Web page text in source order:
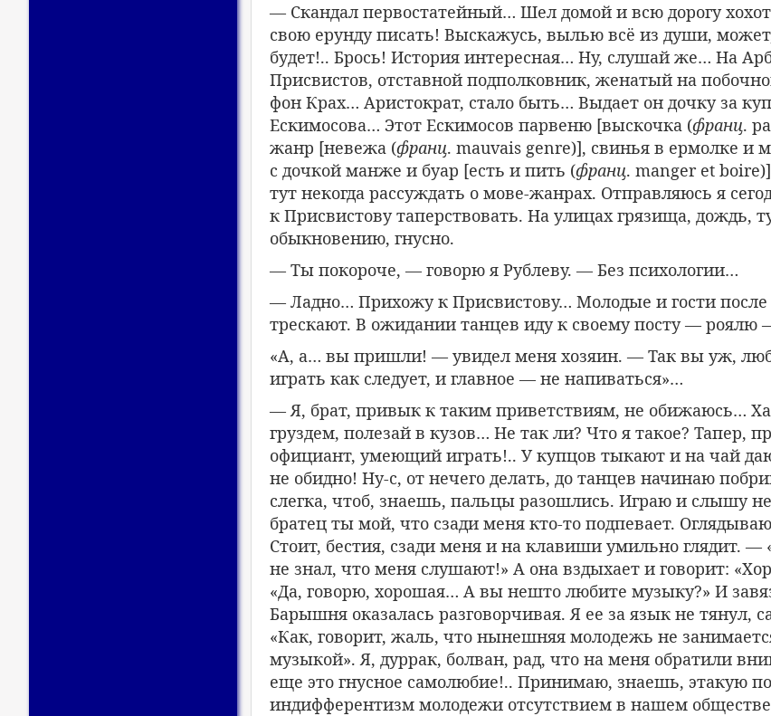
— Скандал первостатейный… Шел домой и всю дорогу
свою ерунду писать! Выскажусь, вылью всё из души,
будет!.. Брось! История интересная… Ну, слушай же… На
Присвистов, отставной подполковник, женатый на
фон Крах… Аристократ, стало быть… Выдает он дочку за
Ескимосова… Этот Ескимосов парвеню [выскочка (франц.
жанр [невежа (франц. mauvais genre)], свинья в ермолке и
с дочкой манже и буар [есть и пить (франц. manger et
тут некогда рассуждать о мове-жанрах. Отправляюсь я
к Присвистову таперствовать. На улицах грязища, дождь,
обыкновению, гнусно.
— Ты покороче, — говорю я Рублеву. — Без психологии…
— Ладно… Прихожу к Присвистову… Молодые и гости
трескают. В ожидании танцев иду к своему посту — роялю
«А, а… вы пришли! — увидел меня хозяин. — Так вы уж,
играть как следует, и главное — не напиваться»…
— Я, брат, привык к таким приветствиям, не обижаюсь…
груздем, полезай в кузов… Не так ли? Что я такое? Тапер,
официант, умеющий играть!.. У купцов тыкают и на чай
не обидно! Ну-с, от нечего делать, до танцев начинаю
слегка, чтоб, знаешь, пальцы разошлись. Играю и слышу
братец ты мой, что сзади меня кто-то подпевает.
Стоит, бестия, сзади меня и на клавиши умильно глядит. —
не знал, что меня слушают!» А она вздыхает и говорит:
«Да, говорю, хорошая… А вы нешто любите музыку?» И
Барышня оказалась разговорчивая. Я ее за язык не тянул,
«Как, говорит, жаль, что нынешняя молодежь не
музыкой». Я, дуррак, болван, рад, что на меня обратили
еще это гнусное самолюбие!.. Принимаю, знаешь, этакую
индифферентизм молодежи отсутствием в нашем обществе